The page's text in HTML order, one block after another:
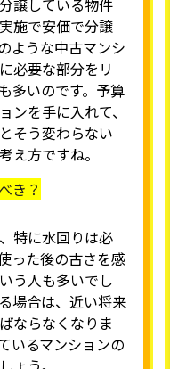
施で安価で分譲
ような中古マンシ
必要な部分をリ
多いのです。予算
ンを手に入れて、
そう変わらない
え方ですね。
き？
特に水回りは必
った後の古さを感
う人も多いでし
場合は、近い将来
ならなくなりま
いるマンションの